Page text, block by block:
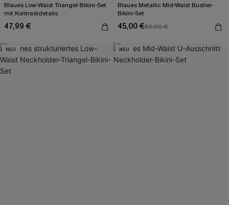
Blaues Low-Waist Triangel-Bikini-Set
mit Kontrastdetails
47,99 €
Blaues Metallic Mid-Waist Bustier-
Bikini-Set
45,00 €50,00 €
NEU NEU